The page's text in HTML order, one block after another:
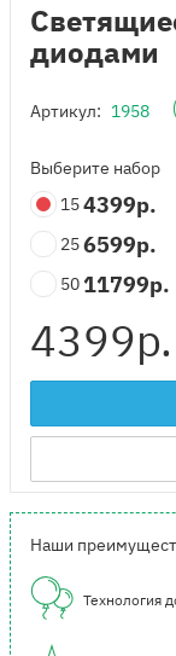
диодами
Артикул: 1958
Выберите набор
154399р.
256599р.
50 11799р.
4399р.
Наши
Технология